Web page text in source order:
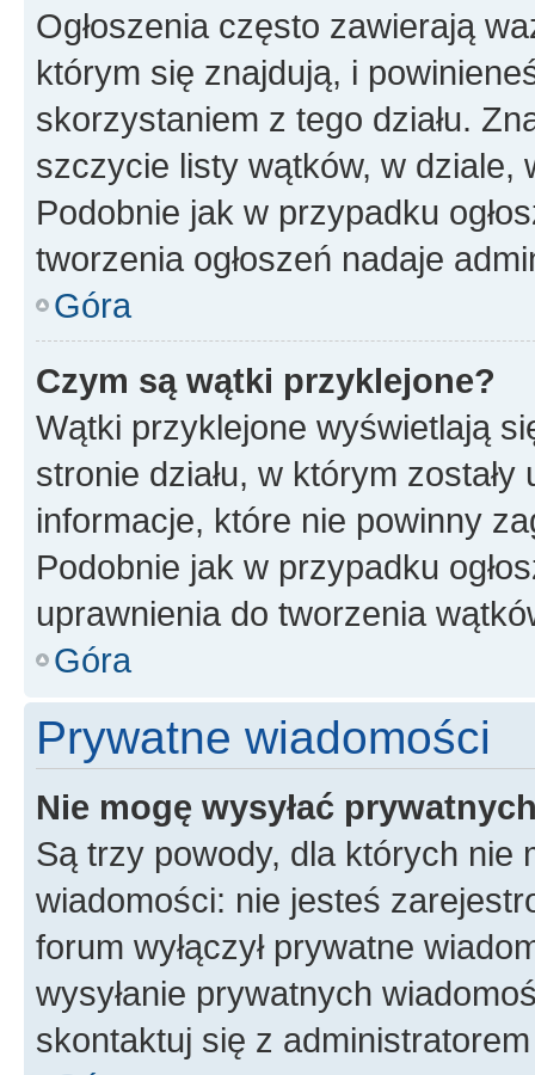
Ogłoszenia często zawierają
którym się znajdują, i
skorzystaniem z tego działu.
szczycie listy wątków, w dziale,
Podobnie jak w przypadku
tworzenia ogłoszeń nadaje
Góra
Czym są wątki przyklejone?
Wątki przyklejone wyświetlają
stronie działu, w którym
informacje, które nie powinny
Podobnie jak w przypadku
uprawnienia do tworzenia
Góra
Prywatne wiadomości
Nie mogę wysyłać
Są trzy powody, dla których nie
wiadomości: nie jesteś
forum wyłączył prywatne
wysyłanie prywatnych
skontaktuj się z